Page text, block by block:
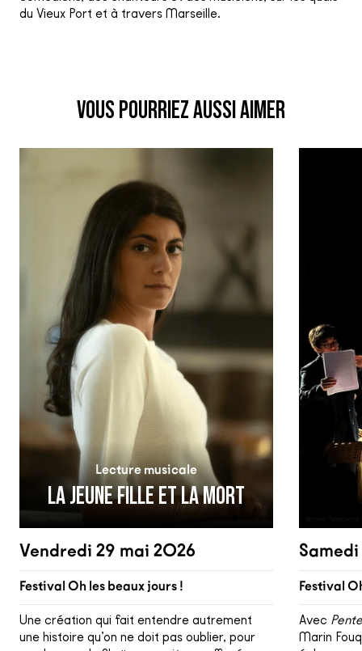
du Vieux Port et à travers Marseille.
VOUS POURRIEZ AUSSI AIMER
Lecture musicale
LA JEUNE FILLE ET LA MORT
Vendredi 29 mai 2026
Festival Oh les beaux jours !
Une création qui fait entendre autrement
une histoire qu’on ne doit pas oublier, pour
Festival
Avec
Marin